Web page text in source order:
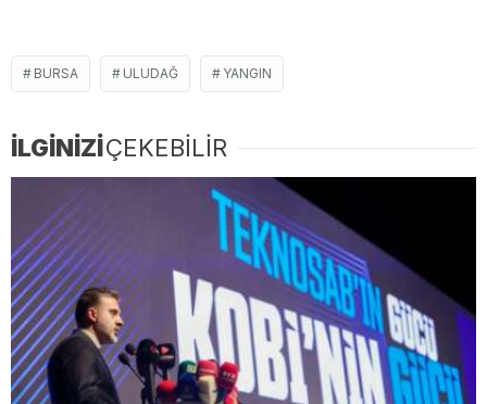
BURSA ULUDAĞ YANGIN
İLGİNİZİÇEKEBİLİR